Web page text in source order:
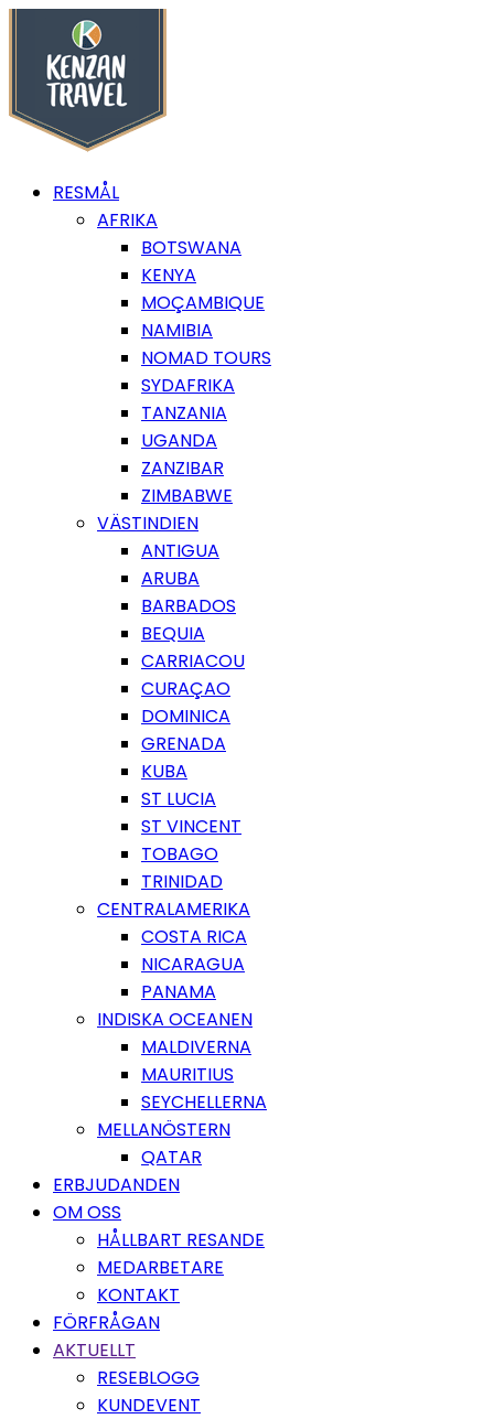
RESMÅL
AFRIKA
BOTSWANA
KENYA
MOÇAMBIQUE
NAMIBIA
NOMAD TOURS
SYDAFRIKA
TANZANIA
UGANDA
ZANZIBAR
ZIMBABWE
VÄSTINDIEN
ANTIGUA
ARUBA
BARBADOS
BEQUIA
CARRIACOU
CURAÇAO
DOMINICA
GRENADA
KUBA
ST LUCIA
ST VINCENT
TOBAGO
TRINIDAD
CENTRALAMERIKA
COSTA RICA
NICARAGUA
PANAMA
INDISKA OCEANEN
MALDIVERNA
MAURITIUS
SEYCHELLERNA
MELLANÖSTERN
QATAR
ERBJUDANDEN
OM OSS
HÅLLBART RESANDE
MEDARBETARE
KONTAKT
FÖRFRÅGAN
AKTUELLT
RESEBLOGG
KUNDEVENT